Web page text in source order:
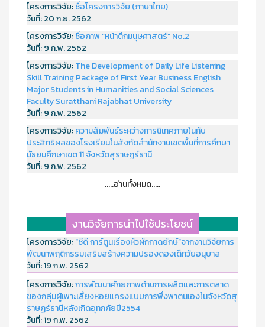
โครงการวิจัย:ชื่อโครงการวิจัย (ภาษาไทย)
วันที่:20 ก.ย. 2562
โครงการวิจัย:ชื่อภาพ “หน้าตึกมนุษศาสตร์” No.2
วันที่:9 ก.พ. 2562
โครงการวิจัย:The Development of Daily Life Listening
Skill Training Package of First Year Business English
Major Students in Humanities and Social Sciences
Faculty Suratthani Rajabhat University
วันที่:9 ก.พ. 2562
โครงการวิจัย:ความสัมพันธ์ระหว่างการนิเทศภายในกับ
ประสิทธิผลของโรงเรียนในสังกัดสำนักงานเขตพื้นที่การศึกษา
มัธยมศึกษาเขต 11 จังหวัดสุราษฎร์ธานี
วันที่:9 ก.พ. 2562
.....อ่านทั้งหมด.....
งานวิจัยการนำไปใช้ประโยชน์
โครงการวิจัย:“ซีดี การ์ตูนเรื่องหัวผักกาดยักษ์”จากงานวิจัยการ
พัฒนาพฤติกรรมเสริมสร้างความปรองดองเด็กวัยอนุบาล
วันที่:19 ก.พ. 2562
โครงการวิจัย:การพัฒนาศักยภาพด้านการผลิตและการตลาด
ของกลุ่มผู้เพาะเลี้ยงหอยแครงแบบการพึ่งพาตนเองในจังหวัดสุ
ราษฏร์ธานีหลังเกิดอุทกภัยปี2554
วันที่:19 ก.พ. 2562